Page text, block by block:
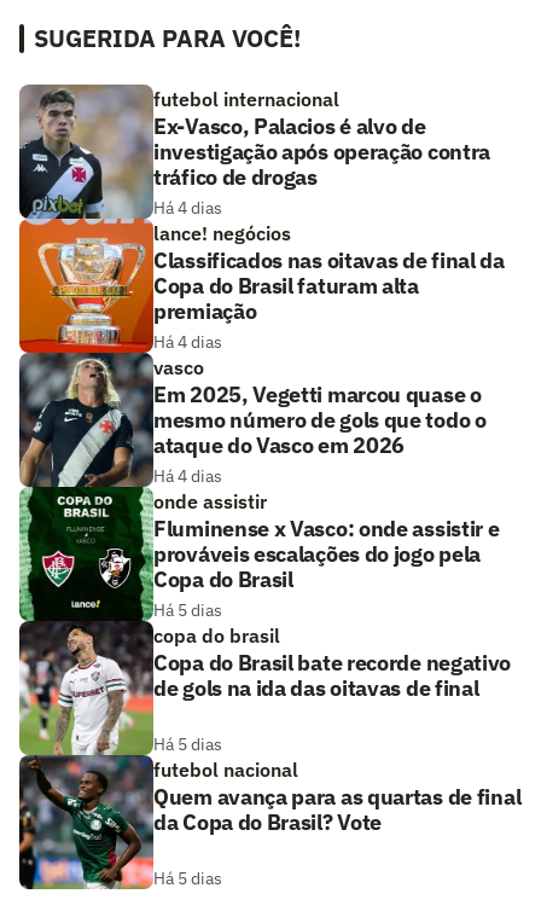
SUGERIDA PARA VOCÊ!
futebol internacional
Ex-Vasco, Palacios é alvo de
investigação após operação contra
tráfico de drogas
Há 4 dias
lance! negócios
Classificados nas oitavas de final da
Copa do Brasil faturam alta
premiação
Há 4 dias
vasco
Em 2025, Vegetti marcou quase o
mesmo número de gols que todo o
ataque do Vasco em 2026
Há 4 dias
onde assistir
Fluminense x Vasco: onde assistir e
prováveis escalações do jogo pela
Copa do Brasil
Há 5 dias
copa do brasil
Copa do Brasil bate recorde negativo
de gols na ida das oitavas de final
Há 5 dias
futebol nacional
Quem avança para as quartas de final
da Copa do Brasil? Vote
Há 5 dias